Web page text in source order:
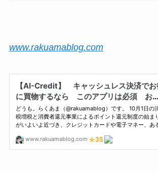
www.rakuamablog.com